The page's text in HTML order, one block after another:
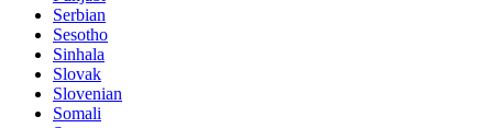
Serbian
Sesotho
Sinhala
Slovak
Slovenian
Somali